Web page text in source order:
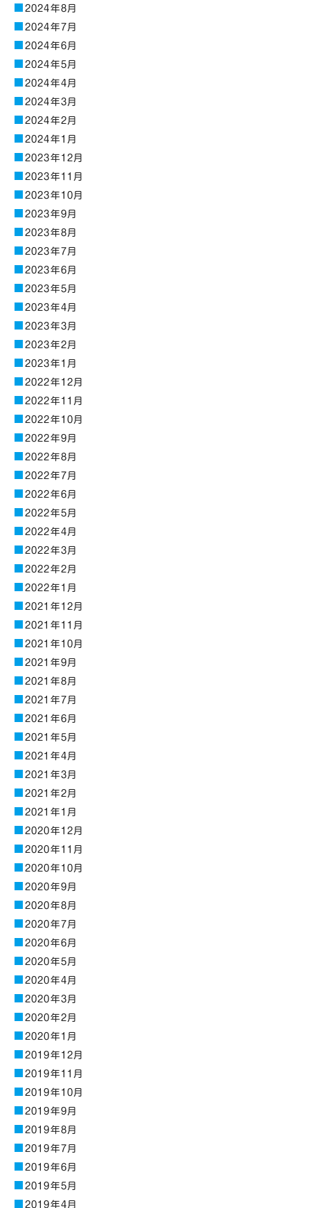
2024年8月
2024年7月
2024年6月
2024年5月
2024年4月
2024年3月
2024年2月
2024年1月
2023年12月
2023年11月
2023年10月
2023年9月
2023年8月
2023年7月
2023年6月
2023年5月
2023年4月
2023年3月
2023年2月
2023年1月
2022年12月
2022年11月
2022年10月
2022年9月
2022年8月
2022年7月
2022年6月
2022年5月
2022年4月
2022年3月
2022年2月
2022年1月
2021年12月
2021年11月
2021年10月
2021年9月
2021年8月
2021年7月
2021年6月
2021年5月
2021年4月
2021年3月
2021年2月
2021年1月
2020年12月
2020年11月
2020年10月
2020年9月
2020年8月
2020年7月
2020年6月
2020年5月
2020年4月
2020年3月
2020年2月
2020年1月
2019年12月
2019年11月
2019年10月
2019年9月
2019年8月
2019年7月
2019年6月
2019年5月
2019年4月